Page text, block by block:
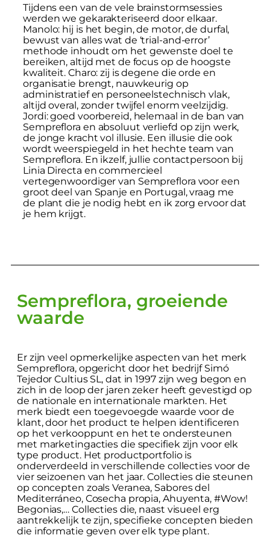
Tijdens een van de vele brainstormsessies
werden we gekarakteriseerd door elkaar.
Manolo: hij is het begin, de motor, de durfal,
bewust van alles wat de ‘trial-and-error’
methode inhoudt om het gewenste doel te
bereiken, altijd met de focus op de hoogste
kwaliteit. Charo: zij is degene die orde en
organisatie brengt, nauwkeurig op
administratief en personeelstechnisch vlak,
altijd overal, zonder twijfel enorm veelzijdig.
Jordi: goed voorbereid, helemaal in de ban van
Sempreflora en absoluut verliefd op zijn werk,
de jonge kracht vol illusie. Een illusie die ook
wordt weerspiegeld in het hechte team van
Sempreflora. En ikzelf, jullie contactpersoon bij
Linia Directa en commercieel
vertegenwoordiger van Sempreflora voor een
groot deel van Spanje en Portugal, vraag me
de plant die je nodig hebt en ik zorg ervoor dat
je hem krijgt.
Sempreflora, groeiende
waarde
Er zijn veel opmerkelijke aspecten van het merk
Sempreflora, opgericht door het bedrijf Simó
Tejedor Cultius SL, dat in 1997 zijn weg begon en
zich in de loop der jaren zeker heeft gevestigd op
de nationale en internationale markten. Het
merk biedt een toegevoegde waarde voor de
klant, door het product te helpen identificeren
op het verkooppunt en het te ondersteunen
met marketingacties die specifiek zijn voor elk
type product. Het productportfolio is
onderverdeeld in verschillende collecties voor de
vier seizoenen van het jaar. Collecties die steunen
op concepten zoals Veranea, Sabores del
Mediterráneo, Cosecha propia, Ahuyenta, #Wow!
Begonias,… Collecties die, naast visueel erg
aantrekkelijk te zijn, specifieke concepten bieden
die informatie geven over elk type plant.